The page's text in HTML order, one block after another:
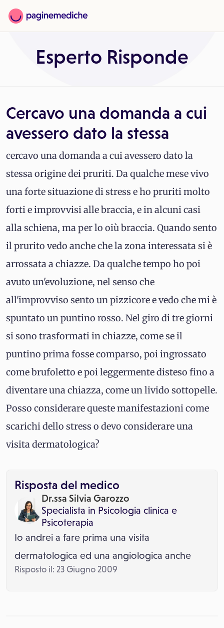
Esperto Risponde
Cercavo una domanda a cui
avessero dato la stessa
cercavo una domanda a cui avessero dato la
stessa origine dei pruriti. Da qualche mese vivo
una forte situazione di stress e ho pruriti molto
forti e improvvisi alle braccia, e in alcuni casi
alla schiena, ma per lo oiù braccia. Quando sento
il prurito vedo anche che la zona interessata si è
arrossata a chiazze. Da qualche tempo ho poi
avuto un'evoluzione, nel senso che
all'improvviso sento un pizzicore e vedo che mi è
spuntato un puntino rosso. Nel giro di tre giorni
si sono trasformati in chiazze, come se il
puntino prima fosse comparso, poi ingrossato
come brufoletto e poi leggermente disteso fino a
diventare una chiazza, come un livido sottopelle.
Posso considerare queste manifestazioni come
scarichi dello stress o devo considerare una
visita dermatologica?
Risposta del medico
Dr.ssa Silvia Garozzo
Specialista in Psicologia clinica e
Psicoterapia
Io andrei a fare prima una visita
dermatologica ed una angiologica anche
Risposto il: 23 Giugno 2009